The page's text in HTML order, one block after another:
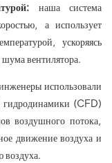
наша система
а использует
ускоряясь
вентилятора.
использовали
гидродинамики (CFD)
воздушного потока,
движение воздуха и
воздуха.